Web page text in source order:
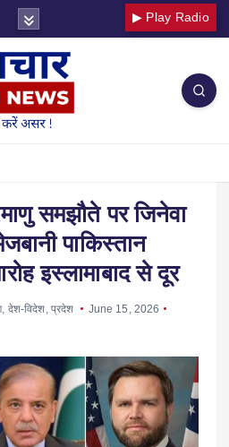
▶ Play Radio
समझौते पर जिनेवा
पाकिस्तान
इस्लामाबाद से दूर
, देश-विदेश प्रदेश
June 15, 2026